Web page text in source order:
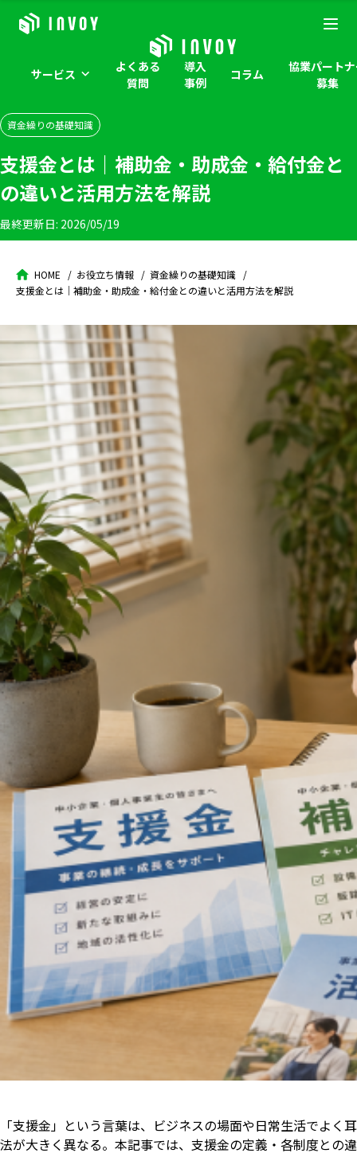
サービス
よくある
質問
導入
事例
コラム
協業パート
募集
資金繰りの基礎知識
支援金とは｜補助金・助成金・給付金と
の違いと活用方法を解説
最終更新日: 2026/05/19
HOME お役立ち情報
資金繰りの基礎知識
支援金とは｜補助金・助成金・給付金との違いと活用方法を解説
「支援金」という言葉は、ビジネスの場面や日常生活でよ
法が大きく異なる。本記事では、支援金の定義・各制度との